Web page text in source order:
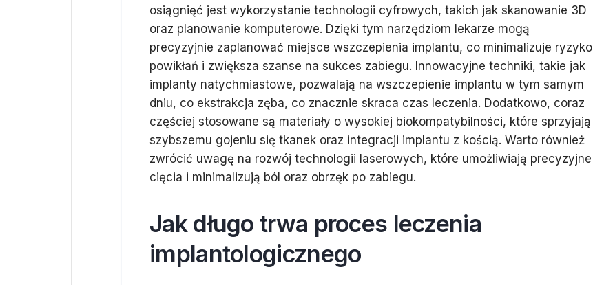
osiągnięć jest wykorzystanie technologii cyfrowych, takich jak skanowanie 3D
oraz planowanie komputerowe. Dzięki tym narzędziom lekarze mogą
precyzyjnie zaplanować miejsce wszczepienia implantu, co minimalizuje ryzyko
powikłań i zwiększa szanse na sukces zabiegu. Innowacyjne techniki, takie jak
implanty natychmiastowe, pozwalają na wszczepienie implantu w tym samym
dniu, co ekstrakcja zęba, co znacznie skraca czas leczenia. Dodatkowo, coraz
częściej stosowane są materiały o wysokiej biokompatybilności, które sprzyjają
szybszemu gojeniu się tkanek oraz integracji implantu z kością. Warto również
zwrócić uwagę na rozwój technologii laserowych, które umożliwiają precyzyjne
cięcia i minimalizują ból oraz obrzęk po zabiegu.
Jak długo trwa proces leczenia
implantologicznego